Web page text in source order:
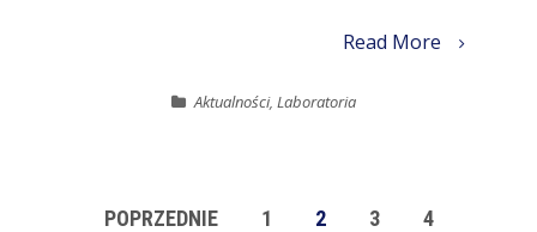
Read More
Aktualności,Laboratoria
STRONICOWANIE
POPRZEDNIE 1 2 3
4